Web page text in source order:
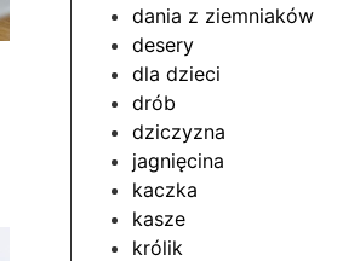
dania z ziemniaków
desery
dla dzieci
drób
dziczyzna
jagnięcina
kaczka
kasze
królik